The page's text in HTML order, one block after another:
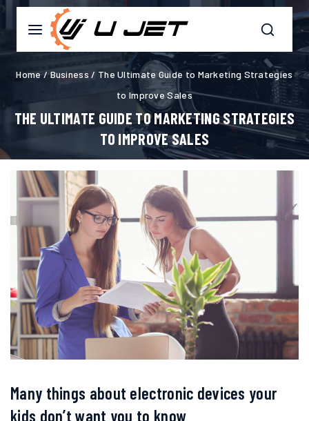
Home /Business / The Ultimate Guide to Marketing Strategies
to Improve Sales
THE ULTIMATE GUIDE TO MARKETING STRATEGIES
TO IMPROVE SALES
Many things about electronic devices your
kids don’t want you to know